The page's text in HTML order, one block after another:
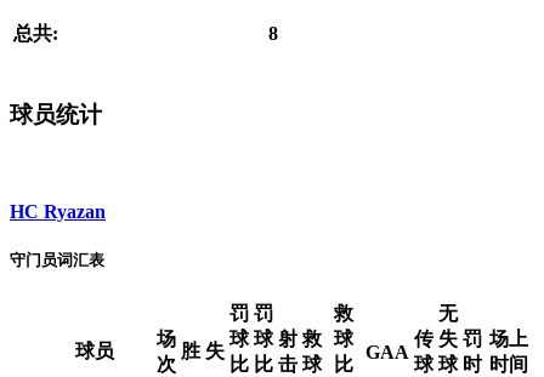
总共: 8
球员统计
HC Ryazan
守门员词汇表
球员
场
次
胜 失
罚
球
比
罚
球
比
射
击
救
球
救
球
比
GAA
传
球
无
失
球
罚
时
场上
时间